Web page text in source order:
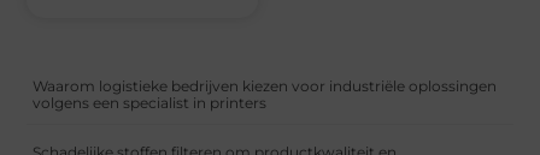
Waarom logistieke bedrijven kiezen voor industriële oplossingen
volgens een specialist in printers